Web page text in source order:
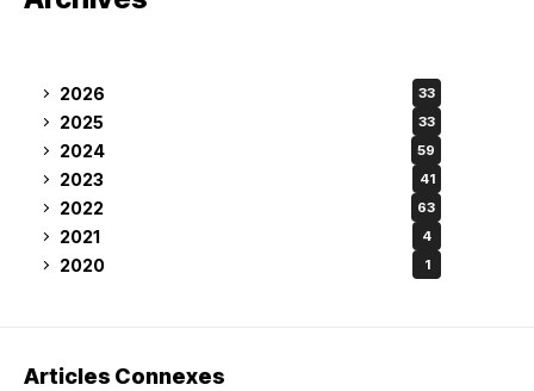
2026 33
2025 33
2024 59
2023 41
2022 63
2021 4
2020 1
Articles Connexes